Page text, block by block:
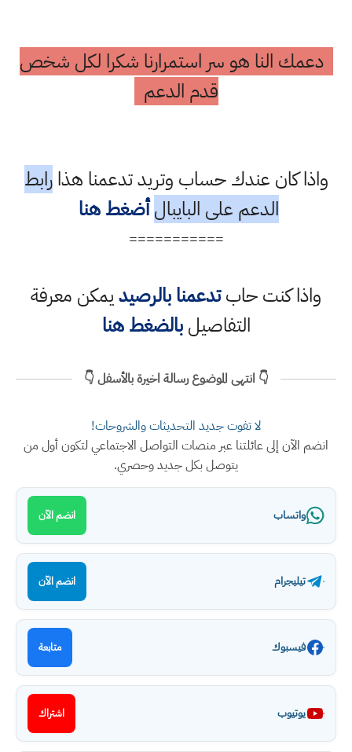
دعمك النا هو سر استمرارنا شكرا لكل شخص
قدم الدعم
واذا كان عندك حساب وتريد تدعمنا هذارابط
الدعم على البايبال أضغط هنا
===========
واذا كنت حابتدعمنا بالرصيديمكن معرفة
التفاصيلبالضغط هنا
👇 انتهى الموضوع رسالة اخيرة بالأسفل 👇
لا تفوت جديد التحديثات والشروحات!
انضم الآن إلى عائلتنا عبر منصات التواصل الاجتماعي لتكون أول من
يتوصل بكل جديد وحصري.
واتساب انضم الآن
تيليجرام انضم الآن
فيسبوك متابعة
يوتيوب اشتراك